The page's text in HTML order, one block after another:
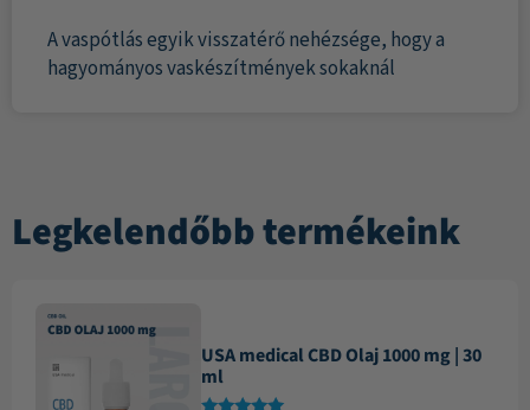
A vaspótlás egyik visszatérő nehézsége, hogy a
hagyományos vaskészítmények sokaknál
Legkelendőbb termékeink
USA medical CBD Olaj 1000 mg | 30
ml